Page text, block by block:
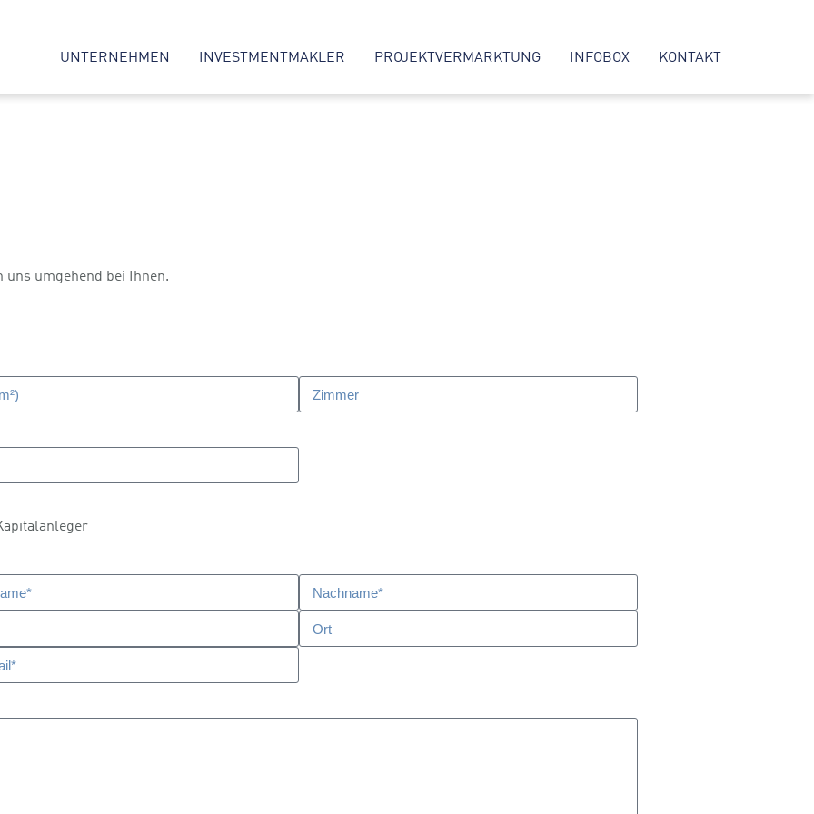
UNTERNEHMEN INVESTMENTMAKLER PROJEKTVERMARKTUNG INFOBOX KONTAKT
uns umgehend bei Ihnen.